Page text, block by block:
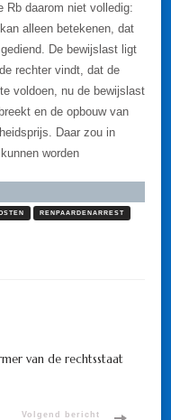
Rb daarom niet volledig:
alleen betekenen, dat
De bewijslast ligt
rechter vindt, dat de
voldoen, nu de bewijslast
en de opbouw van
Daar zou in
worden
RENPAARDENARREST
van de rechtsstaat
Volgend bericht